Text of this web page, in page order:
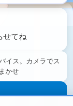
せてね
イス。カメラでス
かせ